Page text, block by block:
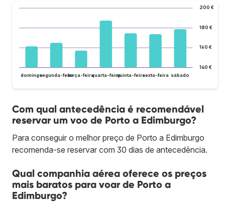
140 €
160 €
180 €
200 €
domingosegunda-feiraterça-feiraquarta-feiraquinta-feirasexta-feira sábado
Com qual antecedência é recomendável
reservar um voo de Porto a Edimburgo?
Para conseguir o melhor preço de Porto a Edimburgo
recomenda-se reservar com 30 dias de antecedência.
Qual companhia aérea oferece os preços
mais baratos para voar de Porto a
Edimburgo?